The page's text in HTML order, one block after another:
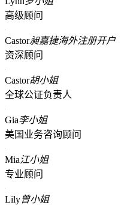
高级顾问
Castor昶嘉捷海外注册开户
资深顾问
Castor胡小姐
全球公证负责人
Gia李小姐
美国业务咨询顾问
Mia江小姐
专业顾问
Lily曾小姐